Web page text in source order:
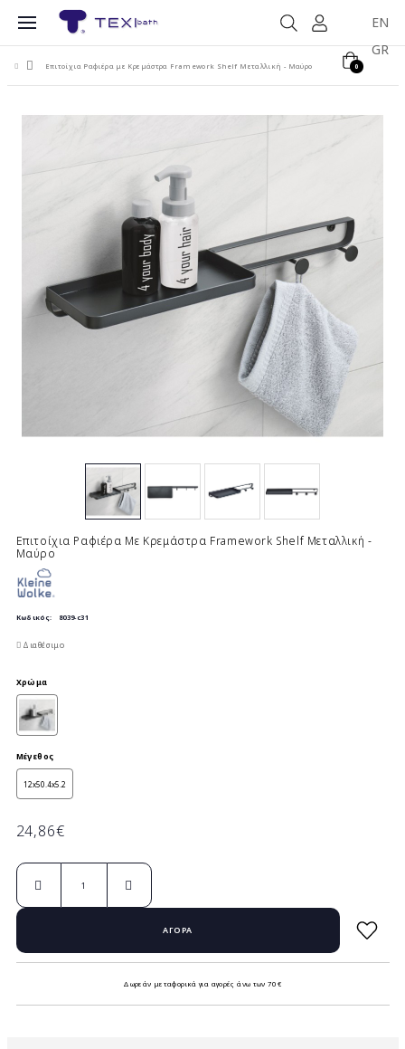
0
EN
GR
Επιτοίχια Ραφιέρα με Κρεμάστρα Framework Shelf Μεταλλική - Μαύρο
Επιτοίχια Ραφιέρα Με Κρεμάστρα Framework Shelf Μεταλλική -
Μαύρο
Κωδικός: 8039-c31
Διαθέσιμο
Χρώμα
Μέγεθος
12x50.4x5.2
24,86€
Δωρεάν μεταφορικά για αγορές άνω των 70 €